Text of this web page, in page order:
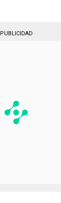
PUBLICIDAD